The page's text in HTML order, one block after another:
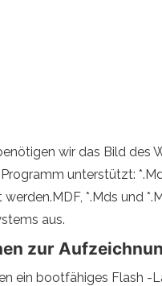
wir das Bild des
unterstützt:
*.Mds und
aus.
zur
ein bootfähiges Flash -